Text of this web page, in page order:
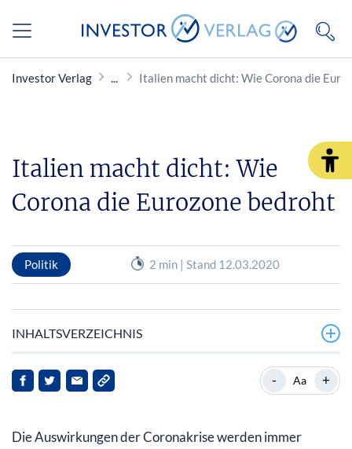
Investor Verlag Italien macht dicht: Wie Corona die
Italien macht dicht: Wie
Corona die Eurozone bedroht
Politik 2 min | Stand 12.03.2020
INHALTSVERZEICHNIS
Appelle der Bundesregierung
Italiens Staatshaushalt – existenzielle Bedrohung?
- Aa +
Die Auswirkungen der Coronakrise werden immer